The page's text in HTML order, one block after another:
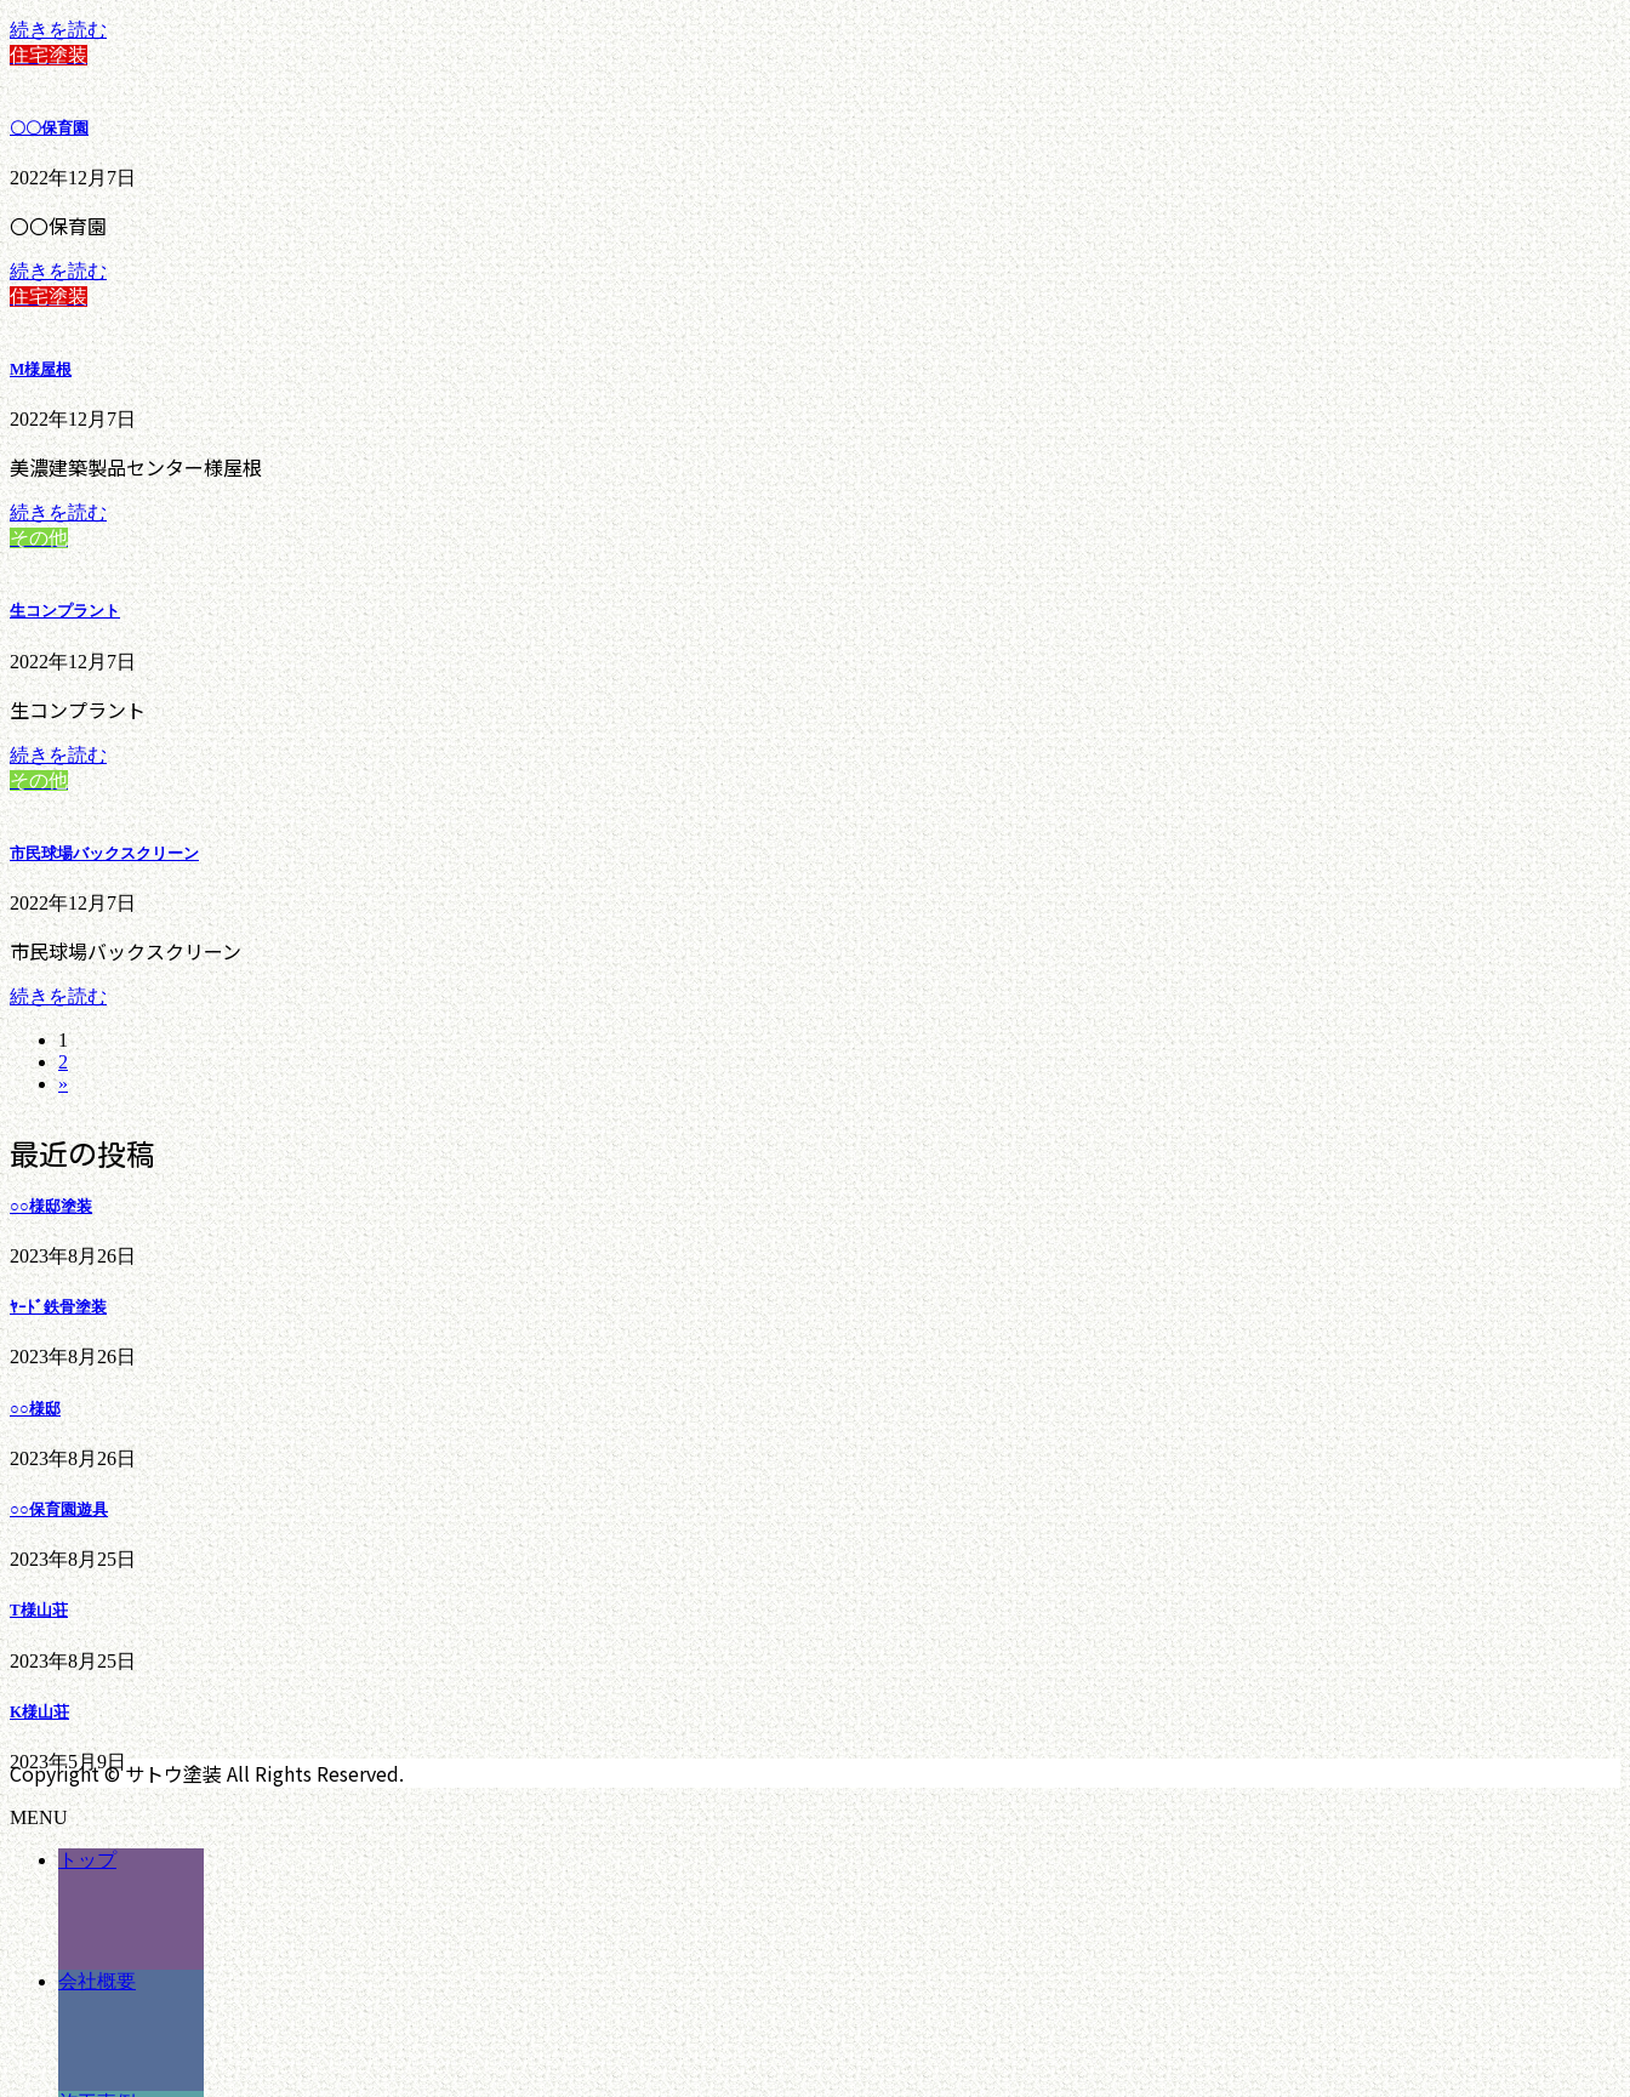
続きを読む
住宅塗装
〇〇保育園
2022年12月7日
〇〇保育園
続きを読む
住宅塗装
M様屋根
2022年12月7日
美濃建築製品センター様屋根
続きを読む
その他
生コンプラント
2022年12月7日
生コンプラント
続きを読む
その他
市民球場バックスクリーン
2022年12月7日
市民球場バックスクリーン
続きを読む
投
稿
の
ペ
ー
ジ
送
り
固
定
ペ
ー
ジ
1
固
定
ペ
ー
ジ
2
»
最近の投稿
○○様邸塗装
2023年8月26日
ﾔｰﾄﾞ鉄骨塗装
2023年8月26日
○○様邸
2023年8月26日
○○保育園遊具
2023年8月25日
T様山荘
2023年8月25日
K様山荘
2023年5月9日
Copyright © サトウ塗装 All Rights Reserved.
MENU
トップ
会社概要